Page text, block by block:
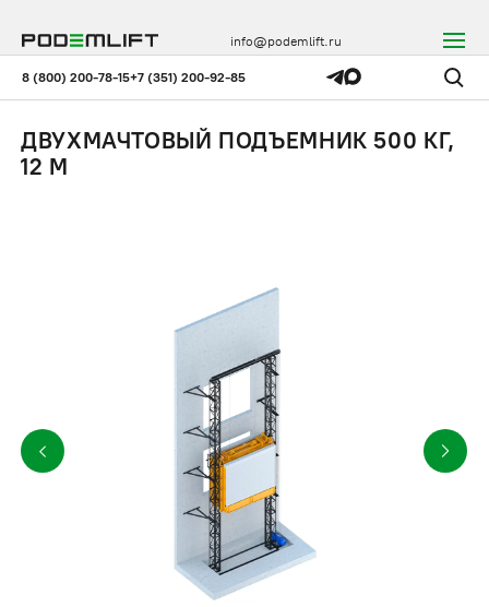
8 (800) 200-78-15+7 (351) 200-92-85
info@podemlift.ru
ДВУХМАЧТОВЫЙ ПОДЪЕМНИК 500 КГ,
12 М